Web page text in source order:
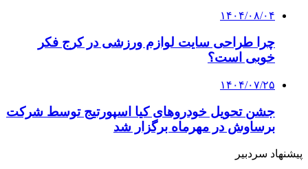
۱۴۰۴/۰۸/۰۴
چرا طراحی سایت لوازم ورزشی در کرج فکر
خوبی است؟
۱۴۰۴/۰۷/۲۵
جشن تحویل خودروهای کیا اسپورتیج توسط شرکت
برساوش در مهرماه برگزار شد
پیشنهاد سردبیر